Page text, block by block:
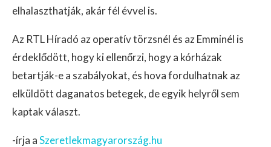
elhalaszthatják, akár fél évvel is.
Az RTL Híradó az operatív törzsnél és az Emminél is
érdeklődött, hogy ki ellenőrzi, hogy a kórházak
betartják-e a szabályokat, és hova fordulhatnak az
elküldött daganatos betegek, de egyik helyről sem
kaptak választ.
-írja aSzeretlekmagyarország.hu